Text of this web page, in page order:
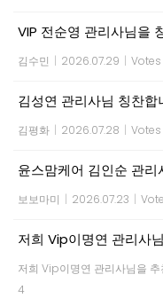
VIP 전순영 관리사님을
김수민 | 2026.07.29 | Votes
김성연 관리사님 칭찬합
김평화 | 2026.07.28 | Votes
윤스맘케어 김인순 관
보보마미 | 2026.07.23 |
저희 Vip이명연 관리사
저희 Vip이명연 관리사님을 추
4